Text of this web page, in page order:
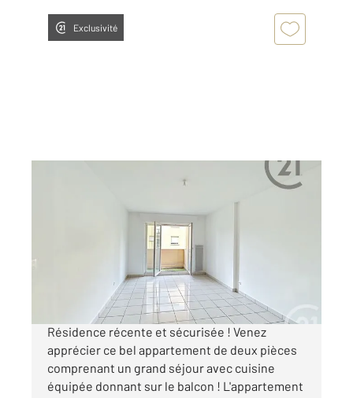
Exclusivité
MONTEREAU FAULT YONNE 77
Appartement F2 à louer
794 €
par mois charges comprises
Résidence récente et sécurisée ! Venez
apprécier ce bel appartement de deux pièces
comprenant un grand séjour avec cuisine
équipée donnant sur le balcon ! L'appartement